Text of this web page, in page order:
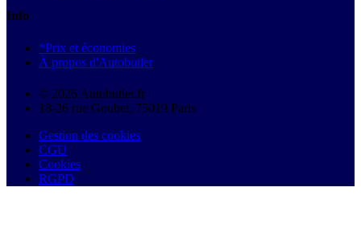
Info
*Prix et économies
À propos d'Autobutler
© 2026 Autobutler.fr
18-26 rue Goubet, 75019 Paris
Gestion des cookies
CGU
Cookies
RGPD